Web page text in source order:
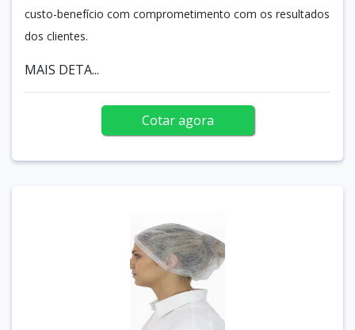
custo-benefício com comprometimento com os resultados
dos clientes.
MAIS DETA...
Cotar agora